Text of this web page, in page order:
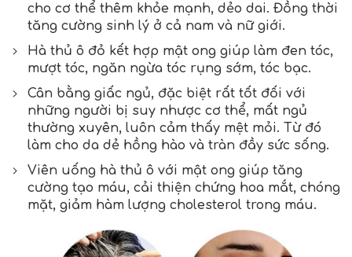
cho cơ thể thêm khỏe mạnh, dẻo dai. Đồng thời
tăng cường sinh lý ở cả nam và nữ giới.
Hà thủ ô đỏ kết hợp mật ong giúp làm đen tóc,
mượt tóc, ngăn ngừa tóc rụng sớm, tóc bạc.
Cân bằng giấc ngủ, đặc biệt rất tốt đối với
những người bị suy nhược cơ thể, mất ngủ
thường xuyên, luôn cảm thấy mệt mỏi. Từ đó
làm cho da dẻ hồng hào và tràn đầy sức sống.
Viên uống hà thủ ô với mật ong giúp tăng
cường tạo máu, cải thiện chứng hoa mắt, chóng
mặt, giảm hàm lượng cholesterol trong máu.